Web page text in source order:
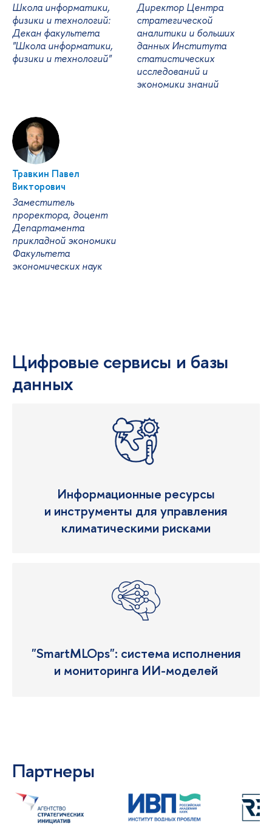
Школа информатики,
физики и технологий:
Декан факультета
"Школа информатики,
физики и технологий"
Директор Центра
стратегической
аналитики и больших
данных Института
статистических
исследований и
экономики знаний
Травкин Павел
Викторович
Заместитель
проректора, доцент
Департамента
прикладной экономики
Факультета
экономических наук
Цифровые сервисы и базы
данных
Информационные ресурсы
и инструменты для управления
климатическими рисками
"SmartMLOps": система исполнения
и мониторинга ИИ-моделей
Партнеры